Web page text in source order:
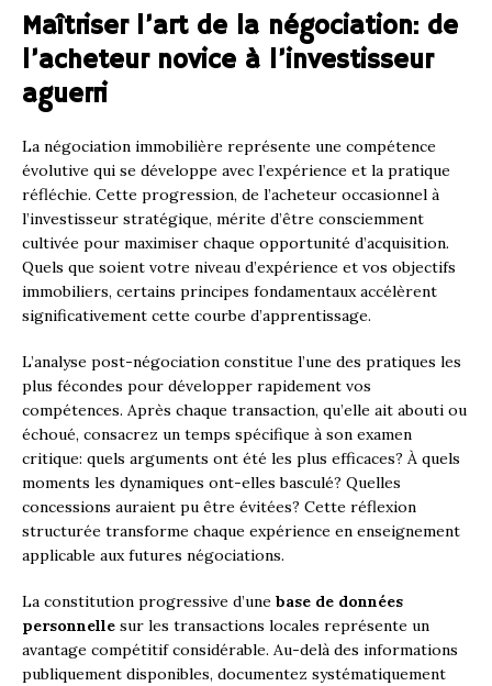
Maîtriser l’art de la négociation: de
l’acheteur novice à l’investisseur
aguerri
La négociation immobilière représente une compétence
évolutive qui se développe avec l’expérience et la pratique
réfléchie. Cette progression, de l’acheteur occasionnel à
l’investisseur stratégique, mérite d’être consciemment
cultivée pour maximiser chaque opportunité d’acquisition.
Quels que soient votre niveau d’expérience et vos objectifs
immobiliers, certains principes fondamentaux accélèrent
significativement cette courbe d’apprentissage.
L’analyse post-négociation constitue l’une des pratiques les
plus fécondes pour développer rapidement vos
compétences. Après chaque transaction, qu’elle ait abouti ou
échoué, consacrez un temps spécifique à son examen
critique: quels arguments ont été les plus efficaces? À quels
moments les dynamiques ont-elles basculé? Quelles
concessions auraient pu être évitées? Cette réflexion
structurée transforme chaque expérience en enseignement
applicable aux futures négociations.
La constitution progressive d’une base de données
personnelle sur les transactions locales représente un
avantage compétitif considérable. Au-delà des informations
publiquement disponibles, documentez systématiquement